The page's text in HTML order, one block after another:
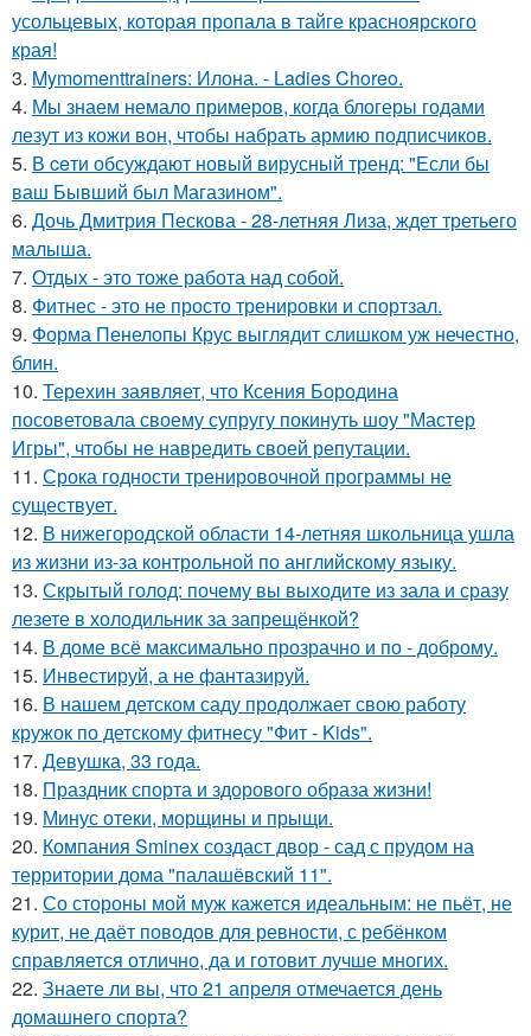
усольцевых, которая пропала в тайге красноярского
края!
3. Mymomenttrainers: Илона. - Ladies Choreo.
4. Мы знаем немало примеров, когда блогеры годами
лезут из кожи вон, чтобы набрать армию подписчиков.
5. В ceти обсуждают новый вирусный тренд: "Если бы
ваш Бывший был Магазином".
6. Дочь Дмитрия Пескова - 28-летняя Лиза, ждет третьего
малыша.
7. Отдых - это тоже работа над собой.
8. Фитнес - это не просто тренировки и спортзал.
9. Форма Пенелопы Крус выглядит слишком уж нечестно,
блин.
10. Терехин заявляет, что Ксения Бородина
посоветовала своему супругу покинуть шоу "Мастер
Игры", чтобы не навредить своей репутации.
11. Срока годности тренировочной программы не
существует.
12. В нижегородской области 14-летняя школьница ушла
из жизни из-за контрольной по английскому языку.
13. Скрытый голод: почему вы выходите из зала и сразу
лезете в холодильник за запрещёнкой?
14. В доме всё максимально прозрачно и по - доброму.
15. Инвестируй, а не фантазируй.
16. В нашем детском саду продолжает свою работу
кружок по детскому фитнесу "Фит - Kids".
17. Девушка, 33 года.
18. Праздник спорта и здорового образа жизни!
19. Минус отеки, морщины и прыщи.
20. Компания Sminex создаст двор - сад с прудом на
территории дома "палашёвский 11".
21. Со стороны мой муж кажется идеальным: не пьёт, не
курит, не даёт поводов для ревности, с ребёнком
справляется отлично, да и готовит лучше многих.
22. Знаете ли вы, что 21 апреля отмечается день
домашнего спорта?